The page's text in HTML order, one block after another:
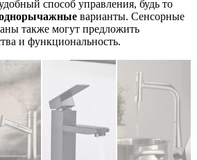
способ управления, будь то
варианты. Сенсорные
также могут предложить
и функциональность.